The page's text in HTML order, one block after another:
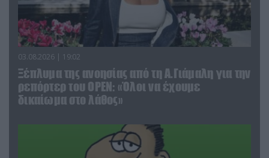
03.08.2026 | 19:02
Ξέπλυμα της ανοησίας από τη Α.Γιάμαλη για την
ρεπόρτερ του ΟΡΕΝ: «Όλοι να έχουμε
δικαίωμα στο λάθος»